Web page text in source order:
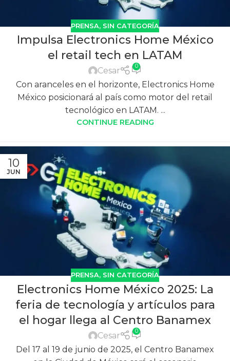
PRENSA, SIN CATEGORÍA
Impulsa Electronics Home México
el retail tech en LATAM
Cesar 0
Con aranceles en el horizonte, Electronics Home
México posicionará al país como motor del retail
tecnológico en LATAM. ...
CONTINUE READING
10
JUN
PRENSA, SIN CATEGORÍA
Electronics Home México 2025: La
feria de tecnología y artículos para
el hogar llega al Centro Banamex
Cesar 0
Del 17 al 19 de junio de 2025, el Centro Banamex